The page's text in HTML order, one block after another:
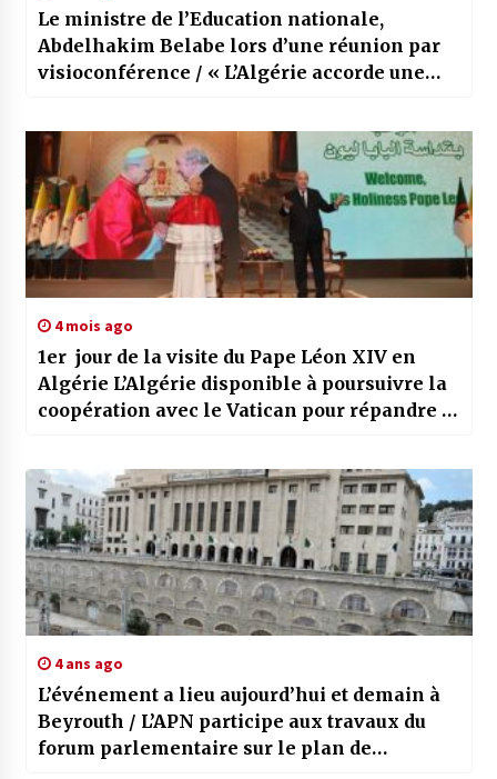
Le ministre de l’Education nationale,
Abdelhakim Belabe lors d’une réunion par
visioconférence / « L’Algérie accorde une
de l’éducation. »
4 mois ago
1er jour de la visite du Pape Léon XIV en
Algérie L’Algérie disponible à poursuivre la
coopération avec le Vatican pour répandre le
président de la République
4 ans ago
L’événement a lieu aujourd’hui et demain à
Beyrouth / L’APN participe aux travaux du
forum parlementaire sur le plan de